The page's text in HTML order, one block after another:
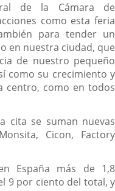
de la Cámara de
como esta feria
para tender un
en nuestra ciudad, que
de nuestro pequeño
como su crecimiento y
centro, como en todos
cita se suman nuevas
Cicon, Factory
España más de 1,8
9 por ciento del total, y